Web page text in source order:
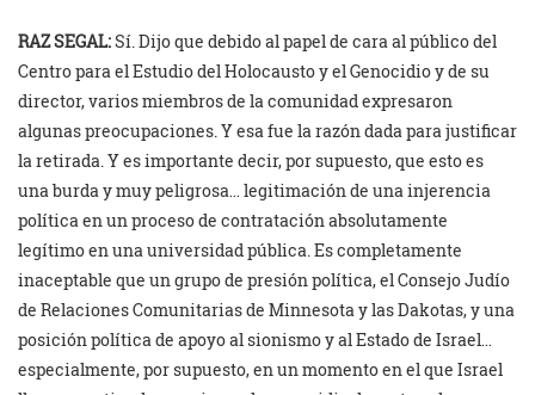
RAZ SEGAL:Sí. Dijo que debido al papel de cara al público del
Centro para el Estudio del Holocausto y el Genocidio y de su
director, varios miembros de la comunidad expresaron
algunas preocupaciones. Y esa fue la razón dada para justificar
la retirada. Y es importante decir, por supuesto, que esto es
una burda y muy peligrosa… legitimación de una injerencia
política en un proceso de contratación absolutamente
legítimo en una universidad pública. Es completamente
inaceptable que un grupo de presión política, el Consejo Judío
de Relaciones Comunitarias de Minnesota y las Dakotas, y una
posición política de apoyo al sionismo y al Estado de Israel…
especialmente, por supuesto, en un momento en el que Israel